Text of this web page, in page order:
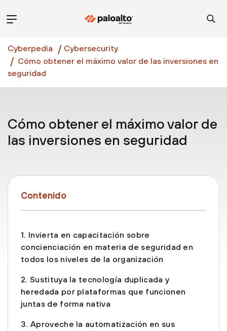
Cyberpedia
Cybersecurity
Cómo obtener el máximo valor de las inversiones en
seguridad
Cómo obtener el máximo valor de
las inversiones en seguridad
Contenido
1. Invierta en capacitación sobre
concienciación en materia de seguridad en
todos los niveles de la organización
2. Sustituya la tecnología duplicada y
heredada por plataformas que funcionen
juntas de forma nativa
3. Aproveche la automatización en sus